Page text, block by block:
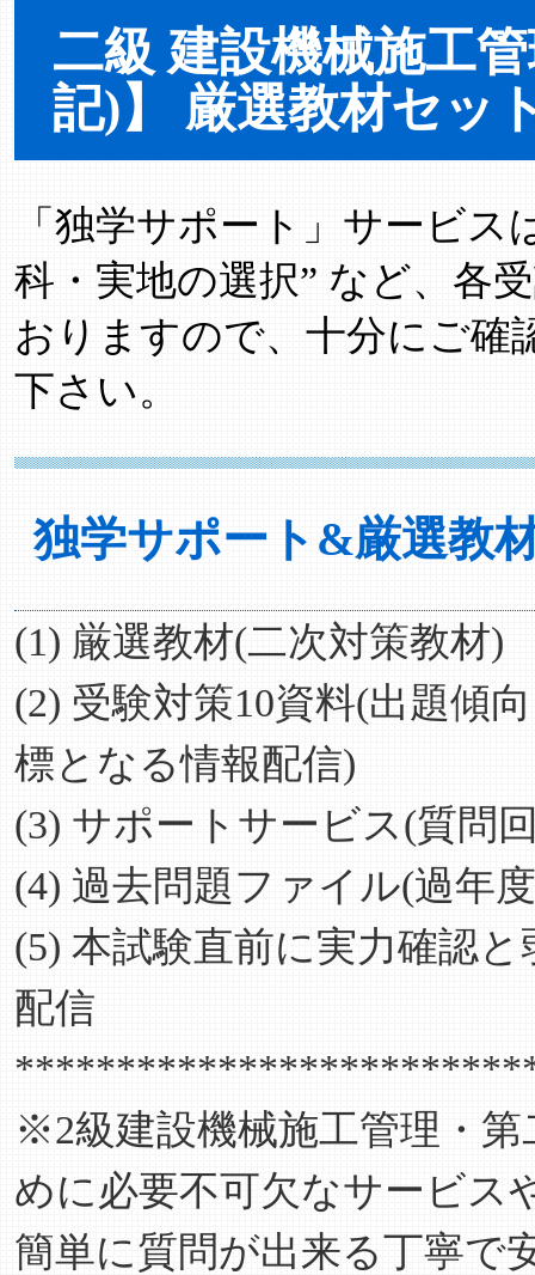
二級 建設機械施工
記)】 厳選教材セッ
「独学サポート」サービス
科・実地の選択” など、各
おりますので、十分にご確
下さい。
独学サポート&厳選教
(1) 厳選教材(二次対策教材)
(2) 受験対策10資料(出題傾
標となる情報配信)
(3) サポートサービス(質問
(4) 過去問題ファイル(過年
(5) 本試験直前に実力確認
配信
※2級建設機械施工管理・
めに必要不可欠なサービス
簡単に質問が出来る丁寧で